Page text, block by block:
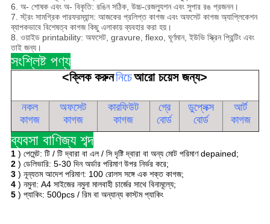
6. অ- শোষক এবং অ- বিকৃতি: রঙিন সঠিক, উচ্চ-রেজল্যুশন এবং সুপার রঙ প্রজনন।
7. স্ট্রং সামগ্রিক পারফরম্যান্স: আজকের প্রলিপ্ত কাগজ এবং অফসেট কাগজ অ্যাপ্লিকেশন
ব্যাপকভাবে বিশেষত্ব কাগজ কিছু এলাকায় ব্যবহার করা হয়।
8. ওয়াইড printability: অফসেট, gravure, flexo, ঘূর্ণমান, ইউভি স্ক্রিন প্রিন্টিং এবং
তাই জন্য।
সংশ্লিষ্ট পণ্য
<ক্লিক করুননিচেআরো চয়েস জন্য>
নকল
কাগজ
অফসেট
কাগজ
কারফিউট
কাগজ
গ্রে
বোর্ড
ডুপ্লেক্স
বোর্ড
আর্ট
কাগজ
ব্যবসা বাণিজ্য শব্দ
1) পেমেন্ট: টি / টি দ্বারা বা এল / সি দৃষ্টি দ্বারা বা অন্য মোট পরিমাণ depained;
2) ডেলিভারি: 5-30 দিন অর্ডার পরিমাণ উপর নির্ভর করে;
3) নূন্যতম আদেশ পরিমাণ: 100 রোলস সঙ্গে এক শক্ত কাগজ;
4) নমুনা: A4 সাইজের নমুনা মালবাহী চার্জের সাথে বিনামূল্যে;
5) প্যাকিং: 500pcs / রিম বা অন্যান্য কাস্টম প্যাকিং